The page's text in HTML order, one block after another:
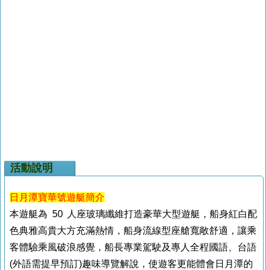
活動說明
日月潭寶華號遊艇簡介
本遊艇為 50 人座玻璃纖維打造豪華大型遊艇，船身紅白配
色典雅高貴大方充滿熱情，船身流線型座艙寬敞舒適，讓乘
客體驗乘風破浪感覺，船長專業駕駛及專人全程國語、台語
(外語需提早預訂)趣味導覽解說，使遊客更能體會日月潭的